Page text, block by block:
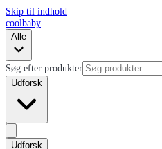
Skip til indhold
coolbaby
Alle
Søg efter produkter
Udforsk
Udforsk